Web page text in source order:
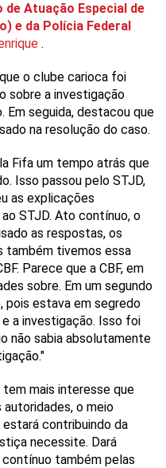
de Atuação Especial de
e da Polícia Federal
.
o clube carioca foi
sobre a investigação
seguida, destacou que
na resolução do caso.
Fifa um tempo atrás que
Isso passou pelo STJD,
as explicações
STJD. Ato contínuo, o
as respostas, os
também tivemos essa
Parece que a CBF, em
sobre. Em um segundo
pois estava em segredo
a investigação. Isso foi
não sabia absolutamente
mais interesse que
o meio
contribuindo da
necessite. Dará
também pelas